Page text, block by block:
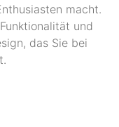
macht.
und
das Sie bei